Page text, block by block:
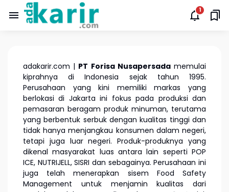
adakarir.com | PT Forisa Nusapersadamemulai
kiprahnya di Indonesia sejak tahun 1995.
Perusahaan yang kini memiliki markas yang
berlokasi di Jakarta ini fokus pada produksi dan
pemasaran beragam produk minuman, terutama
yang berbentuk serbuk dengan kualitas tinggi dan
tidak hanya menjangkau konsumen dalam negeri,
tetapi juga luar negeri. Produk-produknya yang
dikenal masyarakat luas antara lain seperti POP
ICE, NUTRIJELL, SISRI dan sebagainya. Perusahaan ini
juga telah menerapkan sisem Food Safety
Management untuk menjamin kualitas dari